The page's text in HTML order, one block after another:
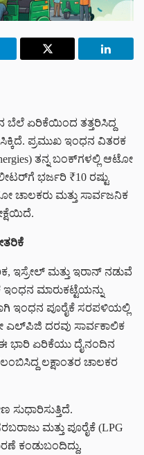
ಬೆಲೆ ಏರಿಕೆಯಿಂದ ತತ್ತರಿಸಿದ್ದ
ಪ್ರಮುಖ ಇಂಧನ ವಿತರಕ
ತನ್ನ ಬಂಕ್‌ಗಳಲ್ಲಿ ಆಟೋ
ಭರ್ಜರಿ ₹10 ರಷ್ಟು
ಚಾಲಕರು ಮತ್ತು ಸಾರ್ವಜನಿಕ
ಇಸ್ರೇಲ್ ಮತ್ತು ಇರಾನ್‌ ನಡುವೆ
ಮಾರುಕಟ್ಟೆಯನ್ನು
ಇಂಧನ ಪೂರೈಕೆ ಸರಪಳಿಯಲ್ಲಿ
ಎಲ್‌ಪಿಜಿ ದರವು ಸಾರ್ವಕಾಲಿಕ
ಭಾರಿ ಏರಿಕೆಯು ದೈನಂದಿನ
ಲಕ್ಷಾಂತರ ಚಾಲಕರ
ಸುಧಾರಿಸುತ್ತಿದೆ.
ಮತ್ತು ಪೂರೈಕೆ (LPG
ಕಂಡುಬಂದಿದ್ದು,